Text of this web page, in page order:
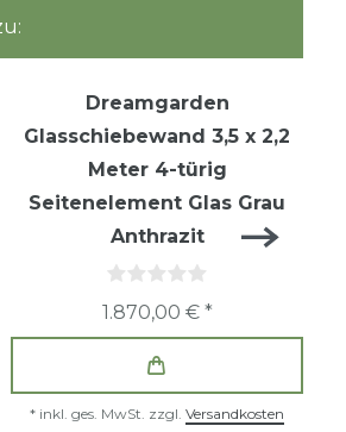
Dreamgarden
Glasschiebewand 3,5 x 2,2
Meter 4-türig
Seitenelement Glas Grau
Anthrazit
1.870,00 € *
* inkl. ges. MwSt. zzgl. Versandkosten